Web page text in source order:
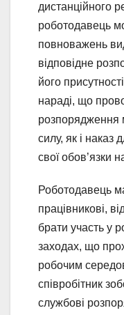
дистанційного
роботодавець
повноважень
відповідне
його
нараді, що
розпорядження
силу, як і наказ
свої обов’язки
Роботодавець
працівникові,
брати участь у
заходах, що
робочим
співробітник
службові